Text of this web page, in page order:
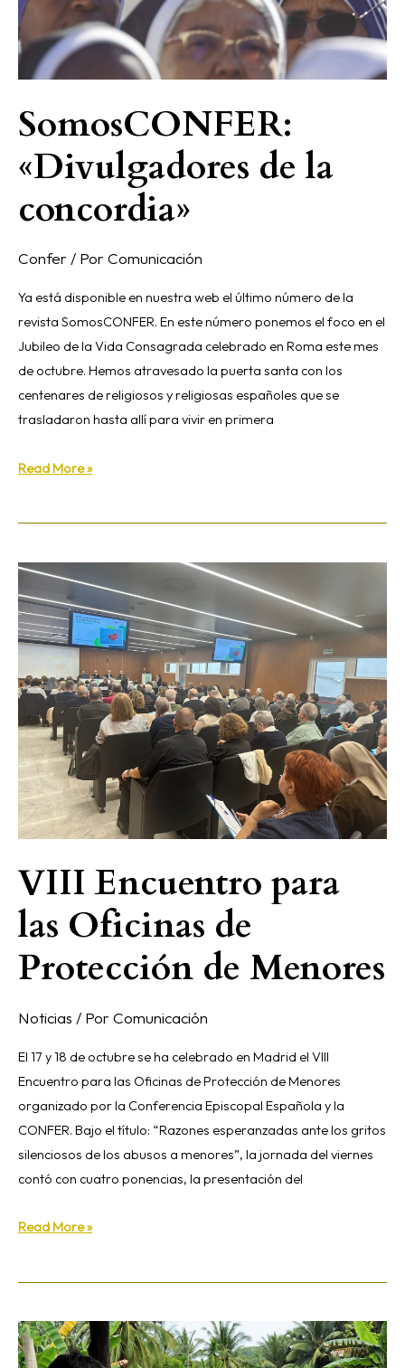
SomosCONFER:
«Divulgadores de la
concordia»
Confer / Por Comunicación
Ya está disponible en nuestra web el último número de la
revista SomosCONFER. En este número ponemos el foco en el
Jubileo de la Vida Consagrada celebrado en Roma este mes
de octubre. Hemos atravesado la puerta santa con los
centenares de religiosos y religiosas españoles que se
trasladaron hasta allí para vivir en primera
Read More »
VIII Encuentro para
las Oficinas de
Protección de Menores
Noticias / Por Comunicación
El 17 y 18 de octubre se ha celebrado en Madrid el VIII
Encuentro para las Oficinas de Protección de Menores
organizado por la Conferencia Episcopal Española y la
CONFER. Bajo el título: “Razones esperanzadas ante los gritos
silenciosos de los abusos a menores”, la jornada del viernes
contó con cuatro ponencias, la presentación del
VIII
Encuentro
para
las
Oficinas
de
Protección
Menores
Read More »
La
Iglesia